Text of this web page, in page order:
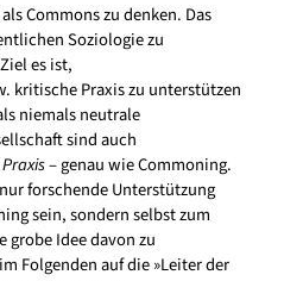
Commons zu denken. Das
Soziologie zu
es ist,
kritische Praxis zu unterstützen
niemals neutrale
sind auch
– genau wie Commoning.
forschende Unterstützung
sein, sondern selbst zum
grobe Idee davon zu
Folgenden auf die »Leiter der